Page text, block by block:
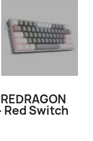
Red Switch